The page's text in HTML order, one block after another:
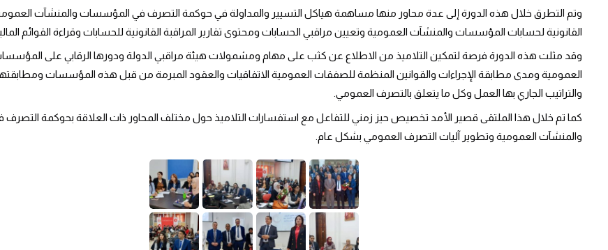
وتم التطرق خلال هذه الدورة إلى عدة محاور منها مساهمة هياكل التسيير والمداولة في حوكمة التصرف في المؤسسات والمنشآت
القانونية لحسابات المؤسسات والمنشآت العمومية وتعيين مراقبي الحسابات ومحتوى تقارير المراقبة القانونية للحسابات وقراءة القوائم
وقد مثلت هذه الدورة فرصة لتمكين التلاميذ من الاطلاع عن كثب على مهام ومشمولات هيئة مراقبي الدولة ودورها الرقابي على
العمومية ومدى مطابقة الإجراءات والقوانين المنظمة للصفقات العمومية الاتفاقيات والعقود المبرمة من قبل هذه المؤسسات
والتراتيب الجاري بها العمل وكل ما يتعلق بالتصرف العمومي.
كما تم خلال هذا الملتقى قصير الأمد تخصيص حيز زمني للتفاعل مع استفسارات التلاميذ حول مختلف المحاور ذات العلاقة بحوكمة
والمنشآت العمومية وتطوير آليات التصرف العمومي بشكل عام.